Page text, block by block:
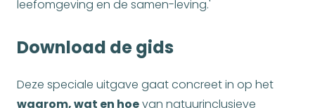
leefomgeving en de samen-leving.'
Download de gids
Deze speciale uitgave gaat concreet in op het
waarom, wat en hoevan natuurinclusieve